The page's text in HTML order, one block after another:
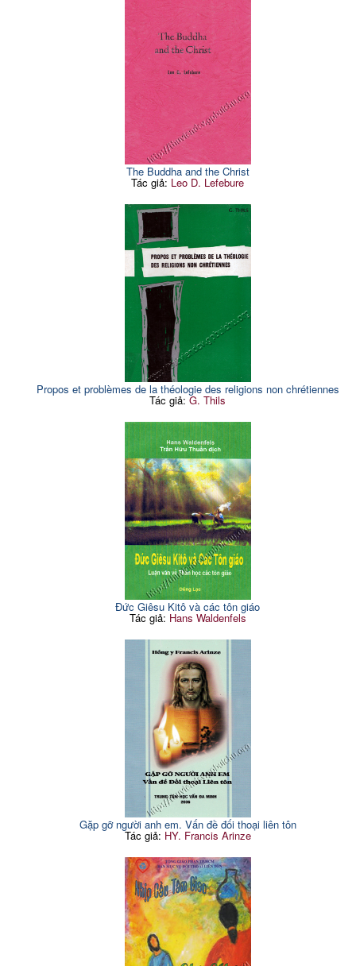
The Buddha and the Christ
Tác giả: Leo D. Lefebure
Propos et problèmes de la théologie des religions non chrétiennes
Tác giả:G. Thils
Đức Giêsu Kitô và các tôn giáo
Tác giả: Hans Waldenfels
Gặp gỡ người anh em. Vấn đề đối thoại liên tôn
Tác giả: HY. Francis Arinze